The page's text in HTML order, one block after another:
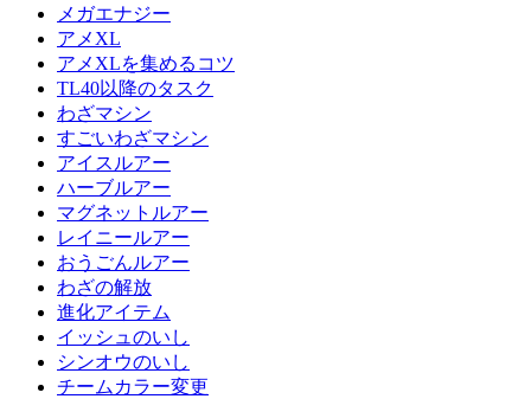
メガエナジー
アメXL
アメXLを集めるコツ
TL40以降のタスク
わざマシン
すごいわざマシン
アイスルアー
ハーブルアー
マグネットルアー
レイニールアー
おうごんルアー
わざの解放
進化アイテム
イッシュのいし
シンオウのいし
チームカラー変更